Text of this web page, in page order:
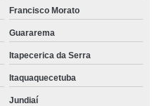
Francisco Morato
Guararema
Itapecerica da Serra
Itaquaquecetuba
Jundiaí